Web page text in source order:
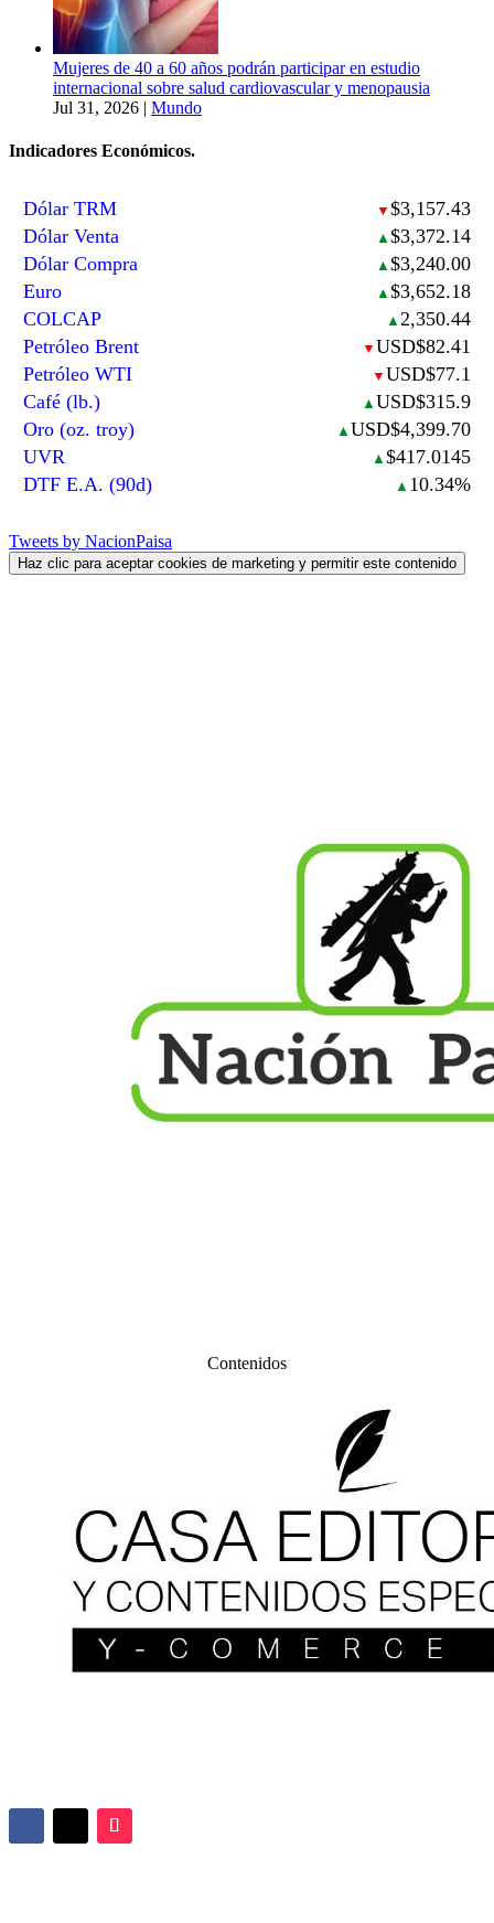
Mujeres de 40 a 60 años podrán participar en estudio
internacional sobre salud cardiovascular y menopausia
Jul 31, 2026 | Mundo
Indicadores Económicos.
Dólar TRM ▼ $3,157.43
Dólar Venta
▲ $3,372.14
Dólar Compra
▲ $3,240.00
Euro
▲ $3,652.18
COLCAP
▲ 2,350.44
Petróleo Brent
▼ USD$82.41
Petróleo WTI
▼ USD$77.1
Café (lb.)
▲ USD$315.9
Oro (oz. troy)
▲ USD$4,399.70
UVR
▲ $417.0145
DTF E.A. (90d)
▲ 10.34%
Tweets by NacionPaisa
Haz clic para aceptar cookies de marketing y permitir este contenido
Contenidos